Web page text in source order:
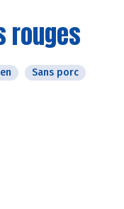
rouges
Sans porc